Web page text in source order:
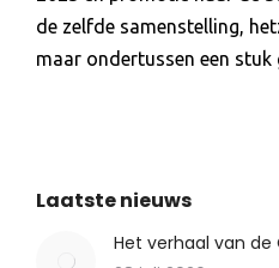
de zelfde samenstelling,
maar ondertussen een stuk
Laatste nieuws
Het verhaal van